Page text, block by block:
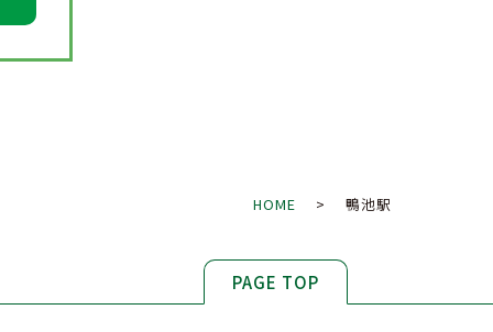
HOME > 鴨池駅
PAGE TOP